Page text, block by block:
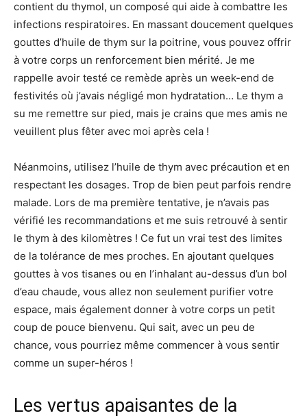
contient du thymol, un composé qui aide à combattre les
infections respiratoires. En massant doucement quelques
gouttes d’huile de thym sur la poitrine, vous pouvez offrir
à votre corps un renforcement bien mérité. Je me
rappelle avoir testé ce remède après un week-end de
festivités où j’avais négligé mon hydratation… Le thym a
su me remettre sur pied, mais je crains que mes amis ne
veuillent plus fêter avec moi après cela !
Néanmoins, utilisez l’huile de thym avec précaution et en
respectant les dosages. Trop de bien peut parfois rendre
malade. Lors de ma première tentative, je n’avais pas
vérifié les recommandations et me suis retrouvé à sentir
le thym à des kilomètres ! Ce fut un vrai test des limites
de la tolérance de mes proches. En ajoutant quelques
gouttes à vos tisanes ou en l’inhalant au-dessus d’un bol
d’eau chaude, vous allez non seulement purifier votre
espace, mais également donner à votre corps un petit
coup de pouce bienvenu. Qui sait, avec un peu de
chance, vous pourriez même commencer à vous sentir
comme un super-héros !
Les vertus apaisantes de la